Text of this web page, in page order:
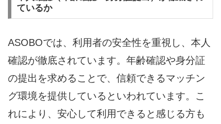
ているか
ASOBOでは、利用者の安全性を重視し、本人
確認が徹底されています。年齢確認や身分証
の提出を求めることで、信頼できるマッチン
グ環境を提供しているといわれています。こ
れにより、安心して利用できると感じる方も